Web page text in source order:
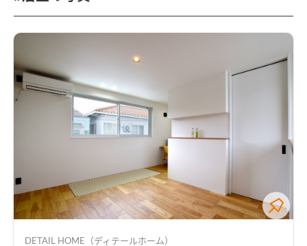
DETAIL HOME（ディテールホーム）